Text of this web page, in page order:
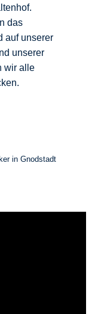
das
auf unserer
unserer
wir alle
in Gnodstadt